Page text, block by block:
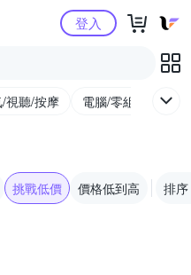
購物中心登入
視聽/按摩 電腦/零組件/週邊/
挑戰低價 價格低到高 排序